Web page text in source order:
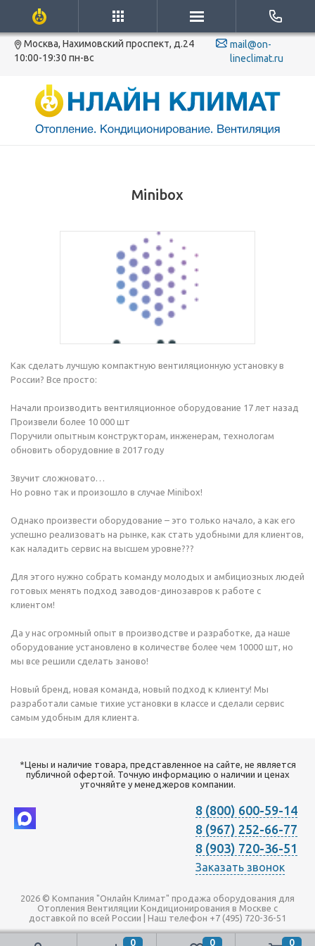
Москва, Нахимовский проспект, д.24
10:00-19:30 пн-вс
mail@on-
lineclimat.ru
Minibox
Как сделать лучшую компактную вентиляционную установку в
России? Все просто:
Начали производить вентиляционное оборудование 17 лет назад
Произвели более 10 000 шт
Поручили опытным конструкторам, инженерам, технологам
обновить оборудовние в 2017 году
Звучит сложновато…
Но ровно так и произошло в случае Minibox!
Однако произвести оборудование – это только начало, а как его
успешно реализовать на рынке, как стать удобными для клиентов,
как наладить сервис на высшем уровне???
Для этого нужно собрать команду молодых и амбициозных людей
готовых менять подход заводов-динозавров к работе с
клиентом!
Да у нас огромный опыт в производстве и разработке, да наше
оборудование установлено в количестве более чем 10000 шт, но
мы все решили сделать заново!
Новый бренд, новая команда, новый подход к клиенту! Мы
разработали самые тихие установки в классе и сделали сервис
самым удобным для клиента.
*Цены и наличие товара, представленное на сайте, не является
публичной офертой. Точную информацию о наличии и ценах
уточняйте у менеджеров компании.
8 (800) 600-59-14
8 (967) 252-66-77
8 (903) 720-36-51
Заказать звонок
2026 © Компания "Онлайн Климат" продажа оборудования для
Отопления Вентиляции Кондиционирования в Москве с
доставкой по всей России | Наш телефон +7 (495) 720-36-51
0 0 0